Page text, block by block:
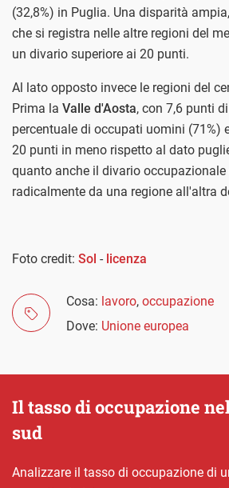
(32,8%) in Puglia. Una disparità
che si registra nelle altre regioni del
un divario superiore ai 20 punti.
Al lato opposto invece le regioni del
Prima la Valle d'Aosta, con 7,6 punti
percentuale di occupati uomini (71%)
20 punti in meno rispetto al dato
quanto anche il divario occupazionale
radicalmente da una regione all'altra
Foto credit: Sol - licenza
Cosa: lavoro, occupazione
Dove: Unione europea
Il tasso di occupazione
sud
Analizzare il tasso di occupazione di